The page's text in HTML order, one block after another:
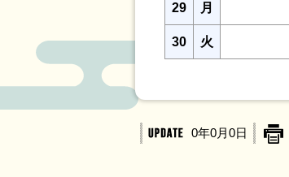
29 月
30 火
0年0月0日